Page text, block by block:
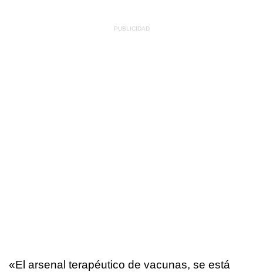
«El arsenal terapéutico de vacunas, se está